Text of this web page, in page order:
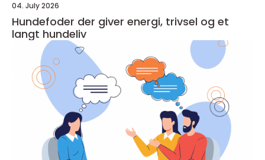
04. July 2026
Hundefoder der giver energi, trivsel og et
langt hundeliv